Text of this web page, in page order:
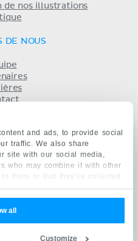
and ads, to provide social
traffic. We also share
site with our social media,
who may combine it with other
them or that they’ve collected
all
Customize
de nos illustrations
DE NOUS
EN...